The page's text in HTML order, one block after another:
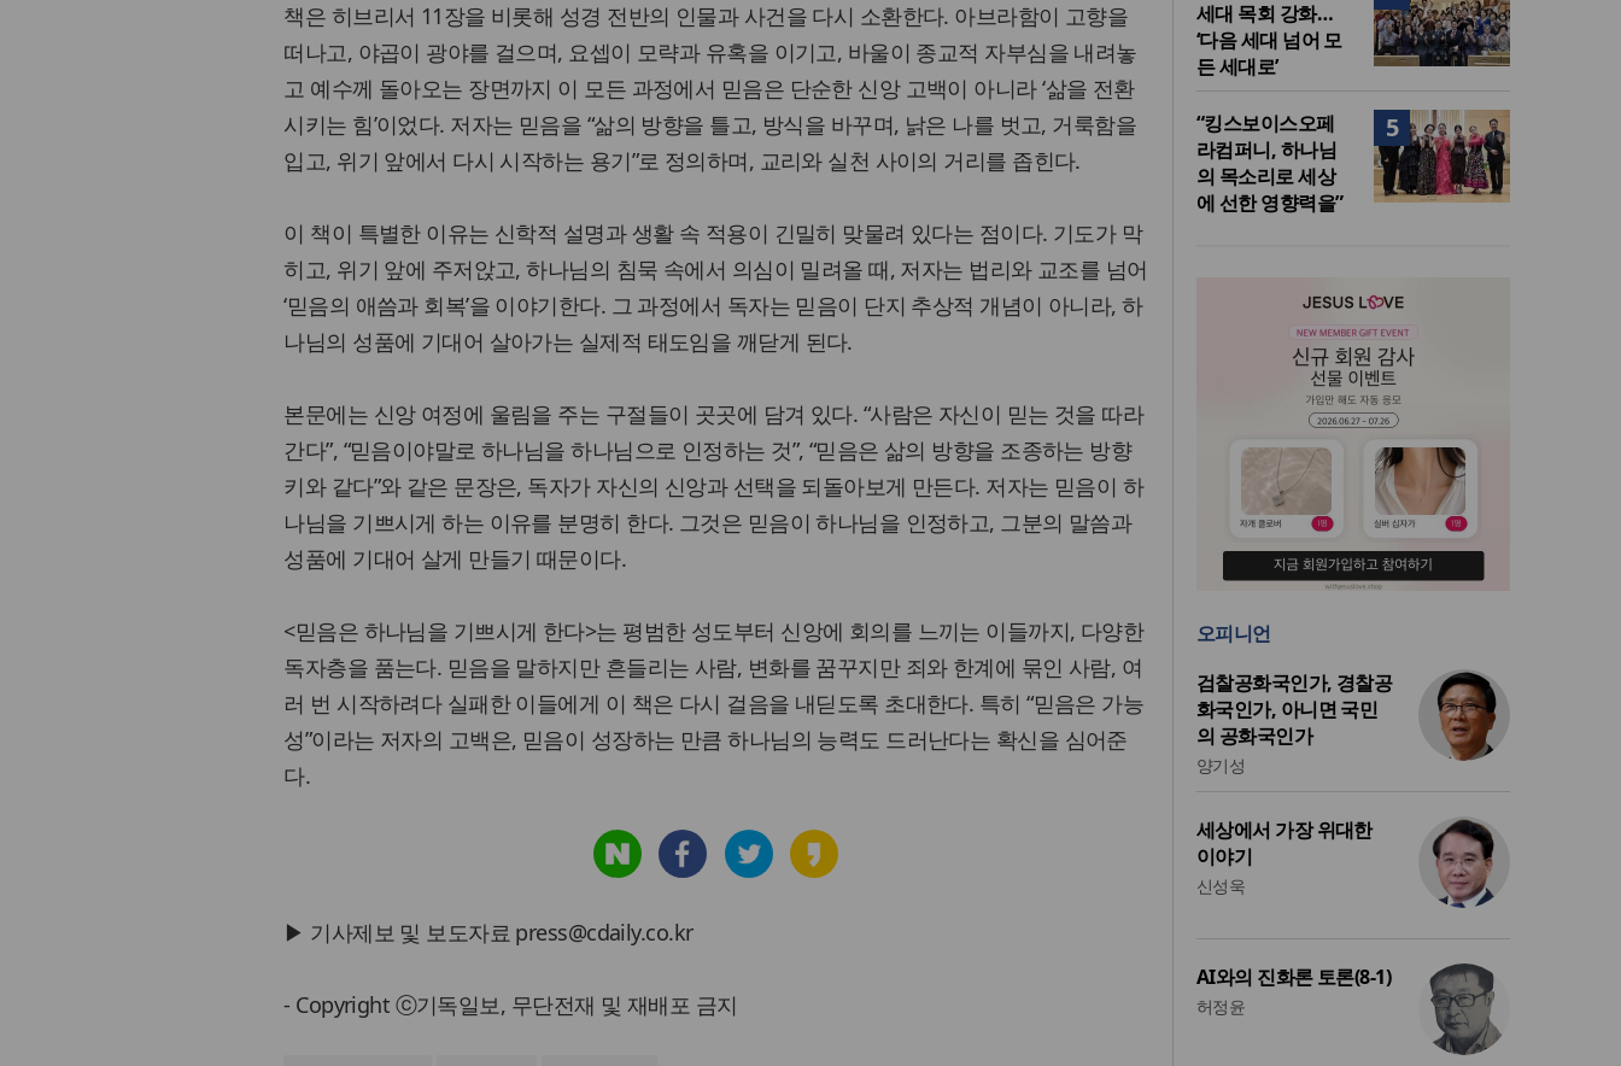
책은 히브리서 11장을 비롯해 성경 전반의 인물과 사건을 다시 소환한다. 아브라함이 고향을
떠나고, 야곱이 광야를 걸으며, 요셉이 모략과 유혹을 이기고, 바울이 종교적 자부심을 내려놓
고 예수께 돌아오는 장면까지 이 모든 과정에서 믿음은 단순한 신앙 고백이 아니라 ‘삶을 전환
시키는 힘’이었다. 저자는 믿음을 “삶의 방향을 틀고, 방식을 바꾸며, 낡은 나를 벗고, 거룩함을
입고, 위기 앞에서 다시 시작하는 용기”로 정의하며, 교리와 실천 사이의 거리를 좁힌다.
이 책이 특별한 이유는 신학적 설명과 생활 속 적용이 긴밀히 맞물려 있다는 점이다. 기도가 막
히고, 위기 앞에 주저앉고, 하나님의 침묵 속에서 의심이 밀려올 때, 저자는 법리와 교조를 넘어
‘믿음의 애씀과 회복’을 이야기한다. 그 과정에서 독자는 믿음이 단지 추상적 개념이 아니라, 하
나님의 성품에 기대어 살아가는 실제적 태도임을 깨닫게 된다.
본문에는 신앙 여정에 울림을 주는 구절들이 곳곳에 담겨 있다. “사람은 자신이 믿는 것을 따라
간다”, “믿음이야말로 하나님을 하나님으로 인정하는 것”, “믿음은 삶의 방향을 조종하는 방향
키와 같다”와 같은 문장은, 독자가 자신의 신앙과 선택을 되돌아보게 만든다. 저자는 믿음이 하
나님을 기쁘시게 하는 이유를 분명히 한다. 그것은 믿음이 하나님을 인정하고, 그분의 말씀과
성품에 기대어 살게 만들기 때문이다.
<믿음은 하나님을 기쁘시게 한다>는 평범한 성도부터 신앙에 회의를 느끼는 이들까지, 다양한
독자층을 품는다. 믿음을 말하지만 흔들리는 사람, 변화를 꿈꾸지만 죄와 한계에 묶인 사람, 여
러 번 시작하려다 실패한 이들에게 이 책은 다시 걸음을 내딛도록 초대한다. 특히 “믿음은 가능
성”이라는 저자의 고백은, 믿음이 성장하는 만큼 하나님의 능력도 드러난다는 확신을 심어준
다.
▶ 기사제보 및 보도자료 press@cdaily.co.kr
- Copyright ⓒ기독일보, 무단전재 및 재배포 금지
세대 목회 강화…
‘다음 세대 넘어 모
든 세대로’
5
“킹스보이스오페
라컴퍼니, 하나님
의 목소리로 세상
에 선한 영향력을”
오피니언
검찰공화국인가, 경찰공
화국인가, 아니면 국민
의 공화국인가
양기성
세상에서 가장 위대한
이야기
신성욱
AI와의 진화론 토론(8-1)
허정윤